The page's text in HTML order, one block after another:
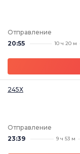
Отправление
20:55
10 ч 20 м
245Х
Отправление
23:39
9 ч 53 м